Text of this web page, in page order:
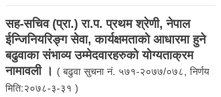
सह-सचिव (प्रा.) रा.प. प्रथम श्रेणी, नेपाल
ईन्जिनियरिङ्ग सेवा, कार्यक्षमताको आधारमा हुने
बढुवाका संभाव्य उम्मेदवारहरुको योग्यताक्रम
नामावली । ( बढुवा सुचना नं. ५७१-२०७७/०७८, निर्णय
मिति:२०७८-३-३१ )